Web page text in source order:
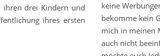
ihren drei Kindern und
ihres ersten
keine
bekomme kein
mich in meinen
auch nicht